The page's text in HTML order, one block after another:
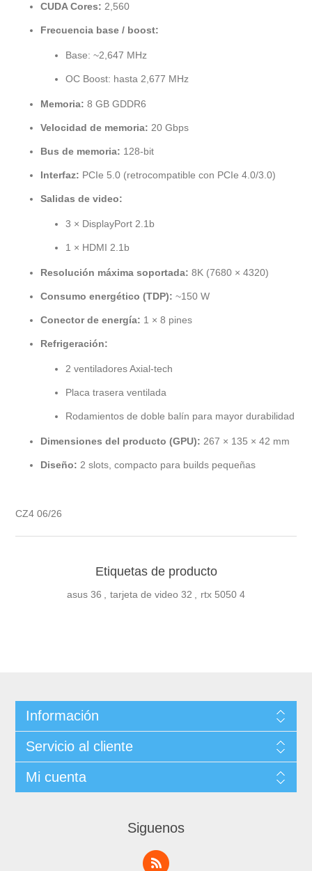
CUDA Cores: 2,560
Frecuencia base / boost:
Base: ~2,647 MHz
OC Boost: hasta 2,677 MHz
Memoria: 8 GB GDDR6
Velocidad de memoria: 20 Gbps
Bus de memoria: 128-bit
Interfaz: PCIe 5.0 (retrocompatible con PCIe 4.0/3.0)
Salidas de video:
3 × DisplayPort 2.1b
1 × HDMI 2.1b
Resolución máxima soportada: 8K (7680 × 4320)
Consumo energético (TDP): ~150 W
Conector de energía: 1 × 8 pines
Refrigeración:
2 ventiladores Axial-tech
Placa trasera ventilada
Rodamientos de doble balín para mayor durabilidad
Dimensiones del producto (GPU): 267 × 135 × 42 mm
Diseño: 2 slots, compacto para builds pequeñas
CZ4 06/26
Etiquetas de producto
asus 36 , tarjeta de video 32 , rtx 5050 4
Información
Servicio al cliente
Mi cuenta
Siguenos